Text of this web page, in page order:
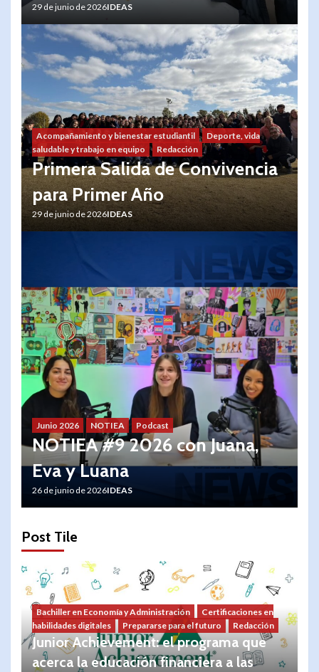
29 de junio de 2026IDEAS
Acompañamiento y bienestar estudiantil
Deporte, vida
saludable y trabajo en equipo
Redacción
Primera Salida de Convivencia
para Primer Año
29 de junio de 2026IDEAS
Junio 2026 NOTIEA Podcast
NOTIEA #9 2026 con Juana,
Eva y Luana
26 de junio de 2026IDEAS
Post Tile
Bachiller en Economía y Administración
Certificaciones en
habilidades digitales
Prepararse para el futuro Redacción
Junior Achievement: el programa que
acerca la educación financiera a las